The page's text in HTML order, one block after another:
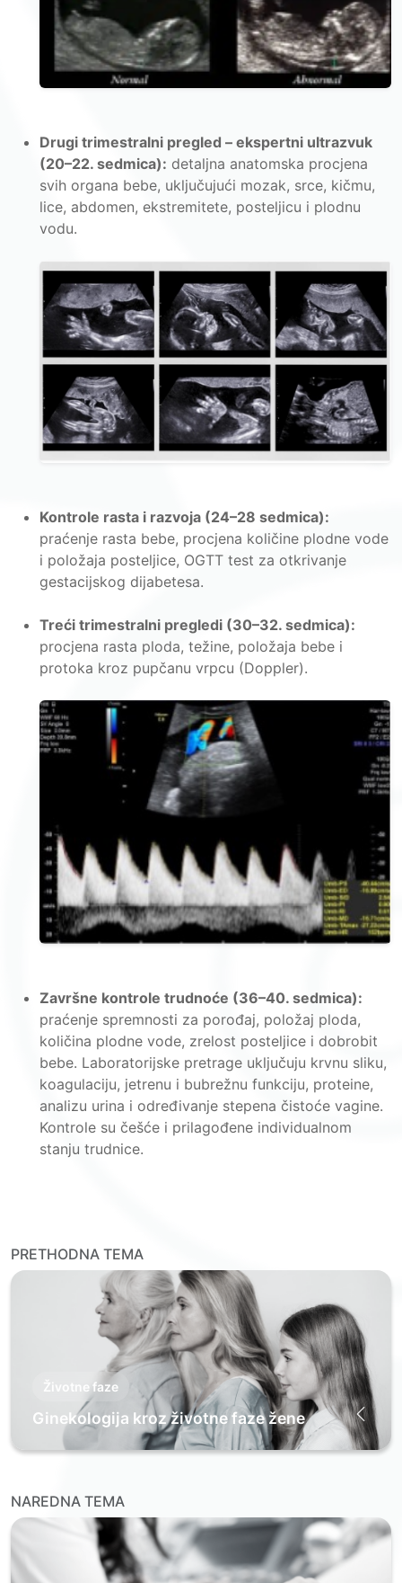
Drugi trimestralni pregled – ekspertni ultrazvuk
(20–22. sedmica): detaljna anatomska procjena
svih organa bebe, uključujući mozak, srce, kičmu,
lice, abdomen, ekstremitete, posteljicu i plodnu
vodu.
Kontrole rasta i razvoja (24–28 sedmica):
praćenje rasta bebe, procjena količine plodne vode
i položaja posteljice, OGTT test za otkrivanje
gestacijskog dijabetesa.
Treći trimestralni pregledi (30–32. sedmica):
procjena rasta ploda, težine, položaja bebe i
protoka kroz pupčanu vrpcu (Doppler).
Završne kontrole trudnoće (36–40. sedmica):
praćenje spremnosti za porođaj, položaj ploda,
količina plodne vode, zrelost posteljice i dobrobit
bebe. Laboratorijske pretrage uključuju krvnu sliku,
koagulaciju, jetrenu i bubrežnu funkciju, proteine,
analizu urina i određivanje stepena čistoće vagine.
Kontrole su češće i prilagođene individualnom
stanju trudnice.
PRETHODNA TEMA
Životne faze
Ginekologija kroz životne faze žene
NAREDNA TEMA